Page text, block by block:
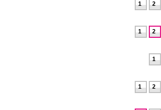
2
1
2
1
1
2
1